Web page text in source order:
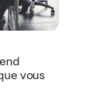
vous